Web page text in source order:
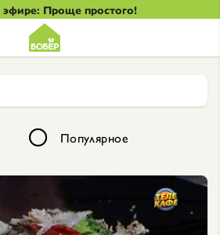
эфире: Проще простого!
Популярное